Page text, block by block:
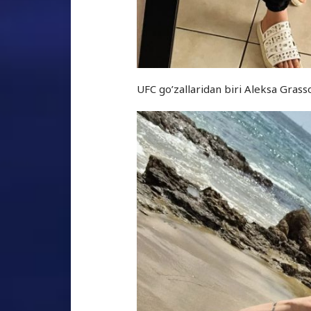
UFC go’zallaridan biri Aleksa